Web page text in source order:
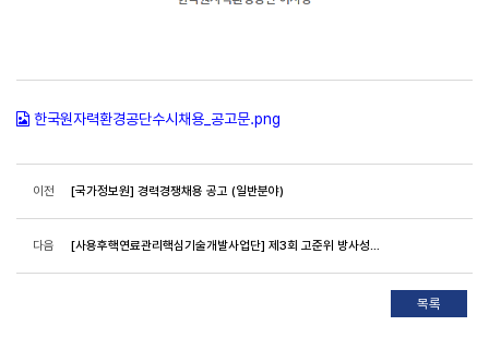
한국원자력환경공단수시채용_공고문.png
이전 [국가정보원] 경력경쟁채용 공고 (일반분야)
다음 [사용후핵연료관리핵심기술개발사업단] 제3회 고준위 방사성폐기물 안전관리기술 포럼 안내